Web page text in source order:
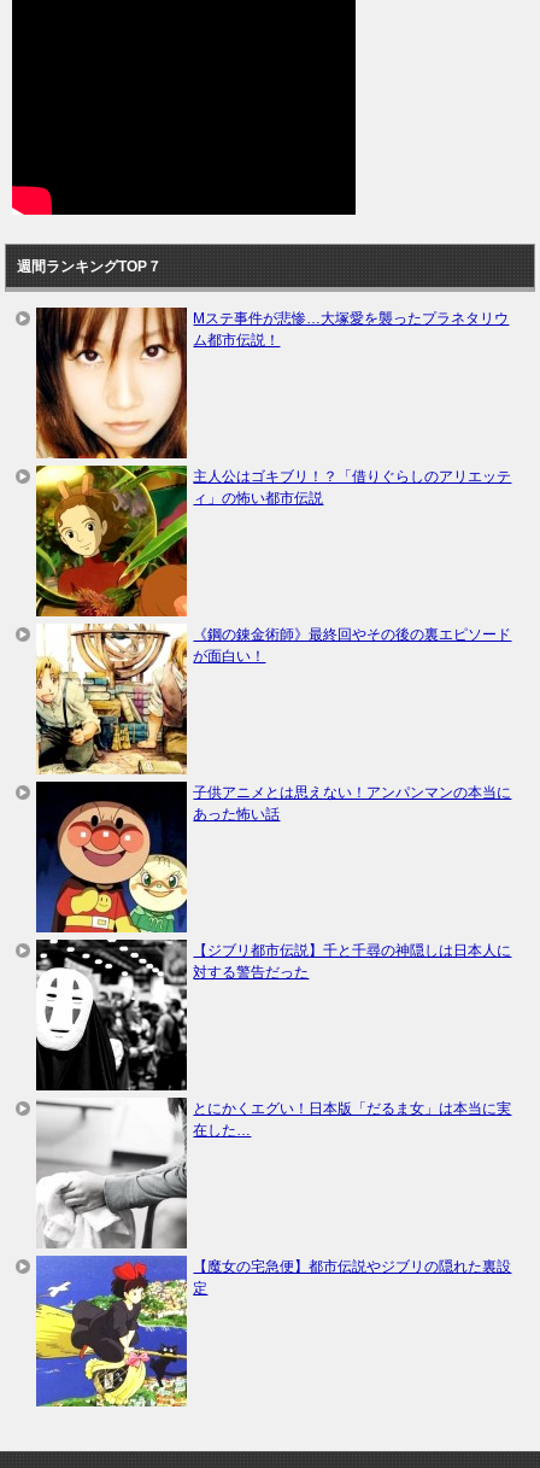
週間ランキングTOP７
Mステ事件が悲惨…大塚愛を襲ったプラネタリウ
ム都市伝説！
主人公はゴキブリ！？「借りぐらしのアリエッテ
ィ」の怖い都市伝説
《鋼の錬金術師》最終回やその後の裏エピソード
が面白い！
子供アニメとは思えない！アンパンマンの本当に
あった怖い話
【ジブリ都市伝説】千と千尋の神隠しは日本人に
対する警告だった
とにかくエグい！日本版「だるま女」は本当に実
在した…
【魔女の宅急便】都市伝説やジブリの隠れた裏設
定